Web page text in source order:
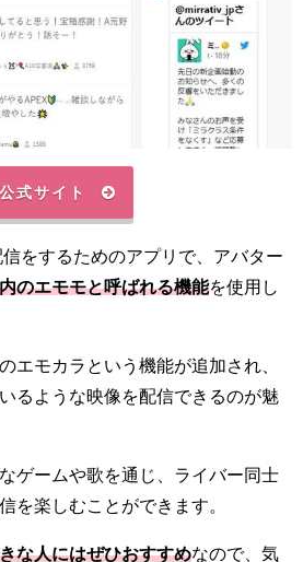
公式サイト
をするためのアプリで、アバター
のエモモと呼ばれる機能を使用し
エモカラという機能が追加され、
るような映像を配信できるのが魅
ゲームや歌を通じ、ライバー同士
を楽しむことができます。
な人にはぜひおすすめなので、気